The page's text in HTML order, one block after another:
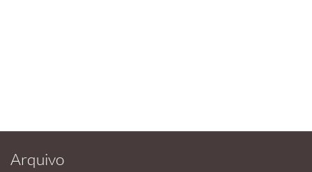
Arquivo